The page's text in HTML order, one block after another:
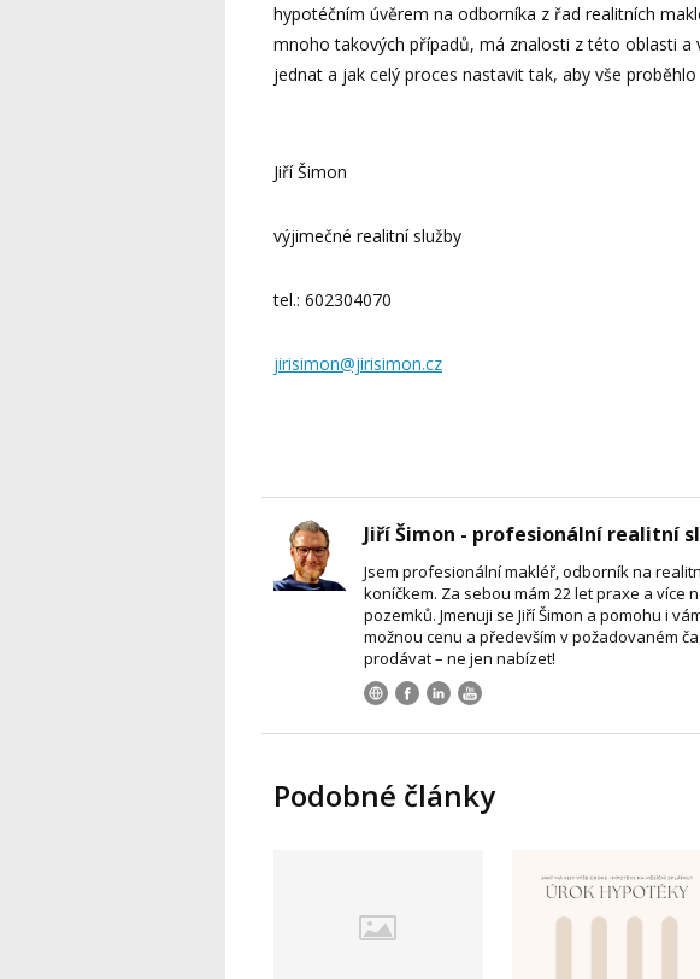
hypotéčním úvěrem na odborníka z řad realitních
mnoho takových případů, má znalosti z této oblasti a
jednat a jak celý proces nastavit tak, aby vše
Jiří Šimon
výjimečné realitní služby
tel.: 602304070
jirisimon@jirisimon.cz
Jiří Šimon - profesionální realitní
Jsem profesionální makléř, odborník na
koníčkem. Za sebou mám 22 let praxe a více
pozemků. Jmenuji se Jiří Šimon a pomohu i
možnou cenu a především v požadovaném
prodávat – ne jen nabízet!
Podobné články